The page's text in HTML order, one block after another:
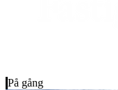
På gång